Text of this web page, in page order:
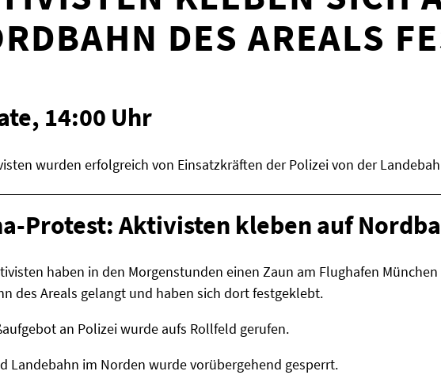
DES AREALS
14:00 Uhr
wurden erfolgreich von Einsatzkräften der Polizei von der
Protest: Aktivisten kleben auf
haben in den Morgenstunden einen Zaun am Flughafen
des Areals gelangt und haben sich dort festgeklebt.
an Polizei wurde aufs Rollfeld gerufen.
Landebahn im Norden wurde vorübergehend gesperrt.